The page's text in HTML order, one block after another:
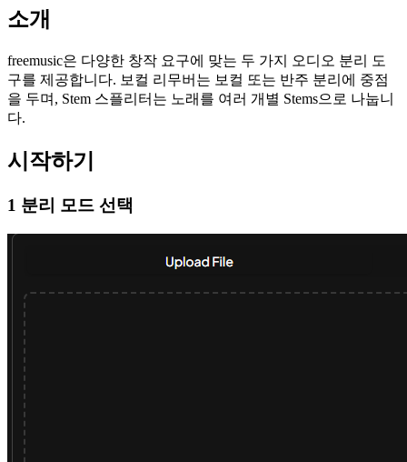
소개
freemusic은 다양한 창작 요구에 맞는 두 가지 오디오 분리 도
구를 제공합니다. 보컬 리무버는 보컬 또는 반주 분리에 중점
을 두며, Stem 스플리터는 노래를 여러 개별 Stems으로 나눕니
다.
시작하기
1 분리 모드 선택